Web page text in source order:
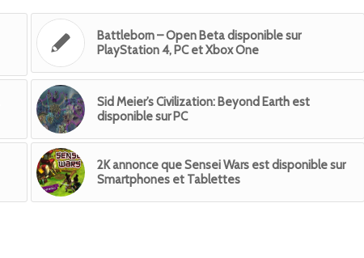
Battleborn – Open Beta disponible sur
PlayStation 4, PC et Xbox One
Sid Meier’s Civilization: Beyond Earth est
disponible sur PC
2K annonce que Sensei Wars est disponible sur
Smartphones et Tablettes